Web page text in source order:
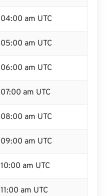
04:00 am UTC
05:00 am UTC
06:00 am UTC
07:00 am UTC
08:00 am UTC
09:00 am UTC
10:00 am UTC
11:00 am UTC